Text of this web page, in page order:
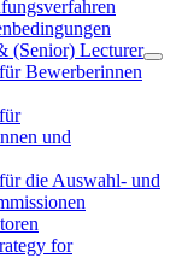
(Senior) Lecturer
Bewerberinnen
und
die Auswahl- und
for